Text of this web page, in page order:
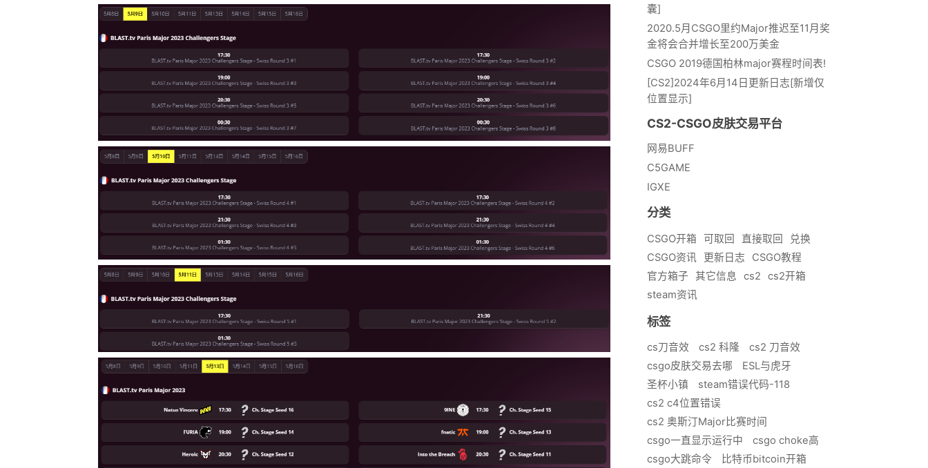
囊]
2020.5月CSGO里约Major推迟至11月奖
金将会合并增长至200万美金
CSGO 2019德国柏林major赛程时间表!
[CS2]2024年6月14日更新日志[新增仅
位置显示]
CS2-CSGO皮肤交易平台
网易BUFF
C5GAME
IGXE
分类
CSGO开箱 可取回 直接取回
兑换
CSGO资讯
更新日志
CSGO教程
官方箱子
其它信息 cs2
cs2开箱
steam资讯
标签
cs刀音效 cs2 科隆
cs2 刀音效
csgo皮肤交易去哪
ESL与虎牙
圣杯小镇
steam错误代码-118
cs2 c4位置错误
cs2 奥斯汀Major比赛时间
csgo一直显示运行中
csgo choke高
csgo大跳命令
比特币bitcoin开箱